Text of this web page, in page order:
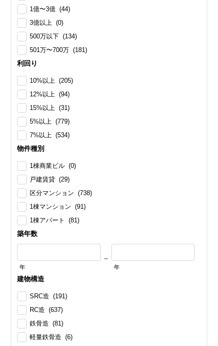
1億〜3億 (44)
3億以上 (0)
500万以下 (134)
501万〜700万 (181)
利回り
10%以上 (205)
12%以上 (94)
15%以上 (31)
5%以上 (779)
7%以上 (534)
物件種別
1棟商業ビル (0)
戸建賃貸 (29)
区分マンション (738)
1棟マンション (91)
1棟アパート (81)
築年数
年
～
年
建物構造
SRC造 (191)
RC造 (637)
鉄骨造 (81)
軽量鉄骨造 (6)